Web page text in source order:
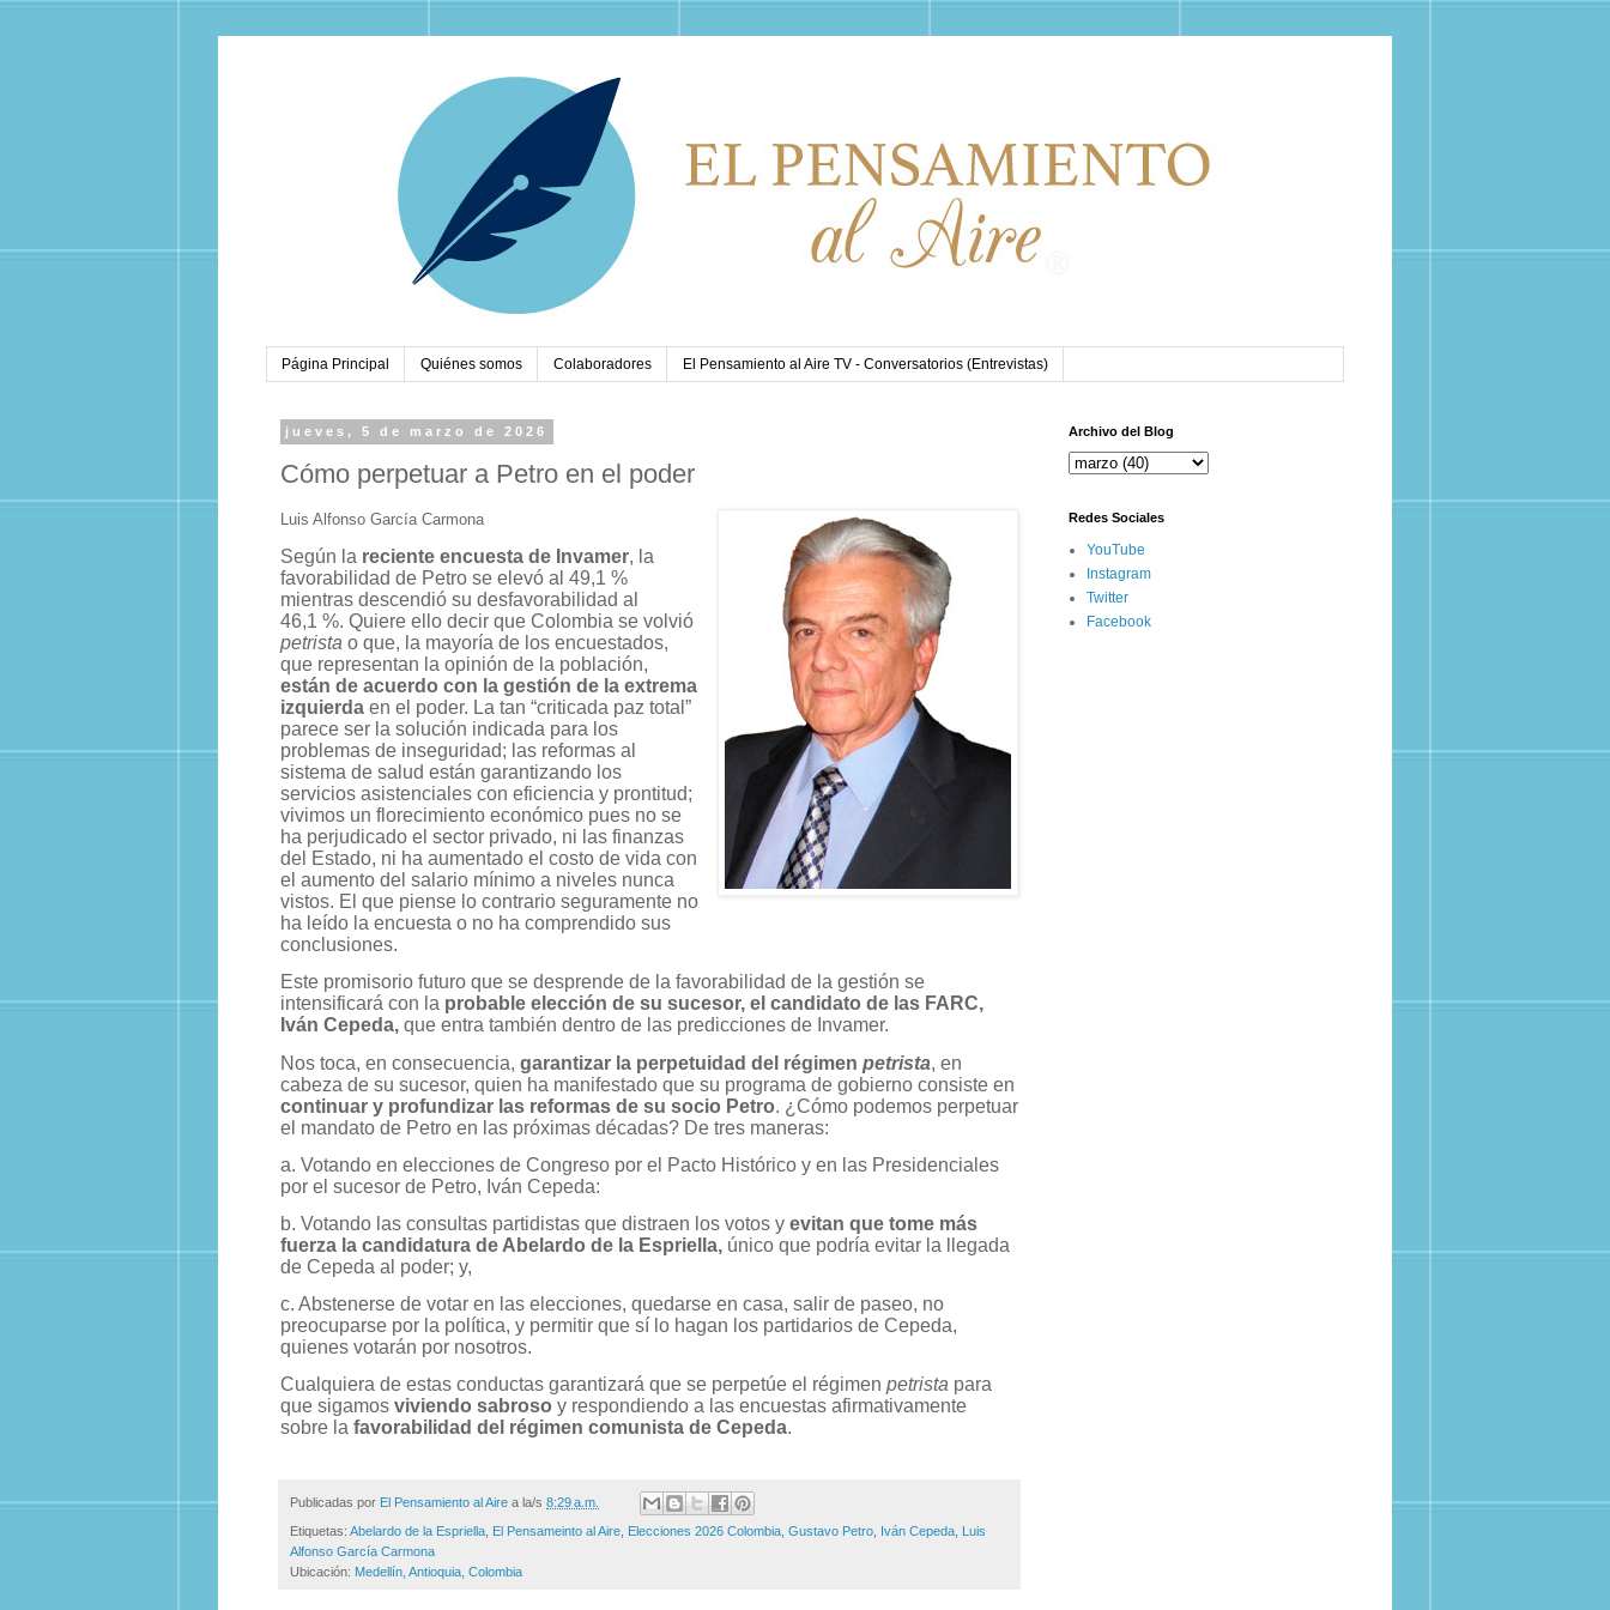
Página Principal Quiénes somos Colaboradores El Pensamiento al Aire TV - Conversatorios (Entrevistas)
jueves, 5 de marzo de 2026
Cómo perpetuar a Petro en el poder
Luis Alfonso García Carmona
Según la reciente encuesta de Invamer, la
favorabilidad de Petro se elevó al 49,1 %
mientras descendió su desfavorabilidad al
46,1 %. Quiere ello decir que Colombia se volvió
petrista o que, la mayoría de los encuestados,
que representan la opinión de la población,
están de acuerdo con la gestión de la extrema
izquierda en el poder. La tan “criticada paz total”
parece ser la solución indicada para los
problemas de inseguridad; las reformas al
sistema de salud están garantizando los
servicios asistenciales con eficiencia y prontitud;
vivimos un florecimiento económico pues no se
ha perjudicado el sector privado, ni las finanzas
del Estado, ni ha aumentado el costo de vida con
el aumento del salario mínimo a niveles nunca
vistos. El que piense lo contrario seguramente no
ha leído la encuesta o no ha comprendido sus
conclusiones.
Este promisorio futuro que se desprende de la favorabilidad de la gestión se
intensificará con la probable elección de su sucesor, el candidato de las FARC,
Iván Cepeda, que entra también dentro de las predicciones de Invamer.
Nos toca, en consecuencia, garantizar la perpetuidad del régimen petrista, en
cabeza de su sucesor, quien ha manifestado que su programa de gobierno consiste en
continuar y profundizar las reformas de su socio Petro. ¿Cómo podemos perpetuar
el mandato de Petro en las próximas décadas? De tres maneras:
a. Votando en elecciones de Congreso por el Pacto Histórico y en las Presidenciales
por el sucesor de Petro, Iván Cepeda:
b. Votando las consultas partidistas que distraen los votos y evitan que tome más
fuerza la candidatura de Abelardo de la Espriella, único que podría evitar la llegada
de Cepeda al poder; y,
c. Abstenerse de votar en las elecciones, quedarse en casa, salir de paseo, no
preocuparse por la política, y permitir que sí lo hagan los partidarios de Cepeda,
quienes votarán por nosotros.
Cualquiera de estas conductas garantizará que se perpetúe el régimen petrista para
que sigamos viviendo sabroso y respondiendo a las encuestas afirmativamente
sobre la favorabilidad del régimen comunista de Cepeda.
Publicadas por El Pensamiento al Aire a la/s 8:29 a.m.
Etiquetas: Abelardo de la Espriella El Pensameinto al Aire Elecciones 2026 Colombia Gustavo Petro Iván Cepeda Luis
Alfonso García Carmona
Ubicación: Medellín, Antioquia, Colombia
Archivo del Blog
Redes Sociales
YouTube
Instagram
Twitter
Facebook